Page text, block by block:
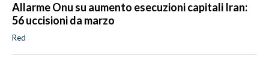
Allarme Onu su aumento esecuzioni capitali Iran:
56 uccisioni da marzo
Red